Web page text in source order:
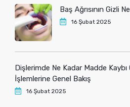
Baş Ağrısının Gizli
16 Şubat 2025
Dişlerimde Ne Kadar Madde
İşlemlerine Genel Bakış
16 Şubat 2025